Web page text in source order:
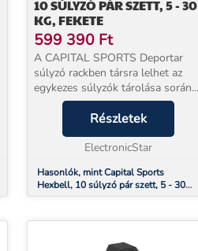
10 SÚLYZÓ PÁR SZETT, 5 - 30
KG, FEKETE
599 390 Ft
A CAPITAL SPORTS Deportar
súlyzó rackben társra lelhet az
egykezes súlyzók tárolása során.
A súlyzótartó kizárólag acélból
készült és nagyon stabil, nagy
mennyiségű nehéz súlyzó
tárolására is felkészü...
Részletek
ElectronicStar
Hasonlók, mint Capital Sports
Hexbell, 10 súlyzó pár szett, 5 - 30
kg, fekete